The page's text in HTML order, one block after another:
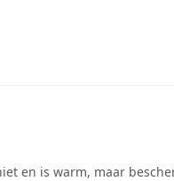
en is warm, maar